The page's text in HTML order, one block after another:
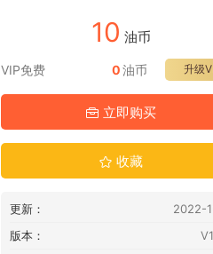
10 油币
VIP免费 升级
0油币
立即购买
收藏
更新：
2022-
版本：